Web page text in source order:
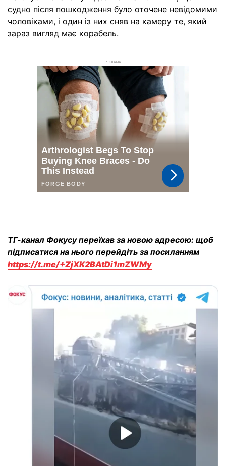
судно після пошкодження було оточене невідомими
чоловіками, і один із них сняв на камеру те, який
зараз вигляд має корабель.
РЕКЛАМА
ТГ-канал Фокусу переїхав за новою адресою: щоб
підписатися на нього перейдіть за посиланням
https://t.me/+ZjXK2BAtDi1mZWMy